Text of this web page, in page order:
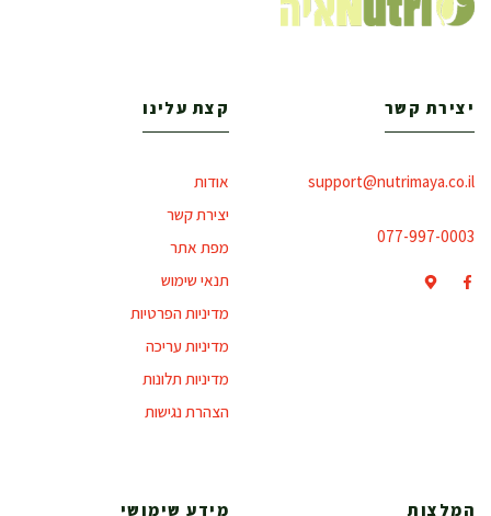
יצירת קשר
support@nutrimaya.co.il
077-997-0003
קצת עלינו
אודות
יצירת קשר
מפת אתר
תנאי שימוש
מדיניות הפרטיות
מדיניות עריכה
מדיניות תלונות
הצהרת נגישות
המלצות מידע שימושי